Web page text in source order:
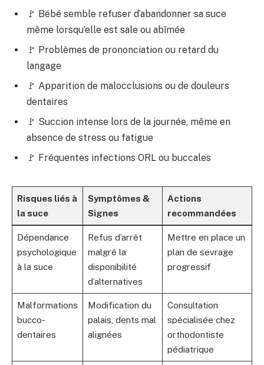
🚩 Bébé semble refuser d’abandonner sa suce
même lorsqu’elle est sale ou abîmée
🚩 Problèmes de prononciation ou retard du
langage
🚩 Apparition de malocclusions ou de douleurs
dentaires
🚩 Succion intense lors de la journée, même en
absence de stress ou fatigue
🚩 Fréquentes infections ORL ou buccales
Risques liés à
la suce
Symptômes &
Signes
Actions
recommandées
Dépendance
psychologique
à la suce
Refus d’arrêt
malgré la
disponibilité
d’alternatives
Mettre en place un
plan de sevrage
progressif
Malformations
bucco-
dentaires
Modification du
palais, dents mal
alignées
Consultation
spécialisée chez
orthodontiste
pédiatrique